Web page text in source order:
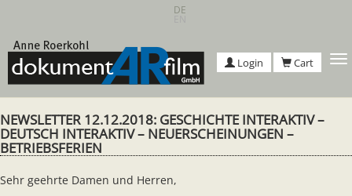
main
content
DE
Login Cart
NEWSLETTER 12.12.2018: GESCHICHTE INTERAKTIV –
DEUTSCH INTERAKTIV – NEUERSCHEINUNGEN –
BETRIEBSFERIEN
Sehr geehrte Damen und Herren,